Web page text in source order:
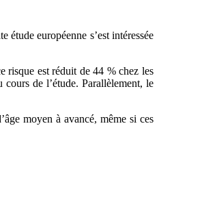
européenne s’est intéressée
risque est réduit de 44 % chez les
de l’étude. Parallèlement, le
moyen à avancé, même si ces